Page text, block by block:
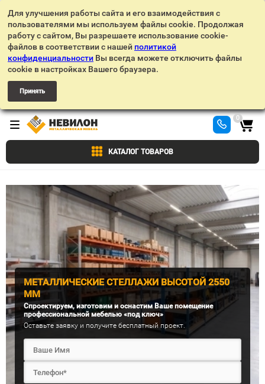
Для улучшения работы сайта и его взаимодействия с
пользователями мы используем файлы cookie. Продолжая
работу с сайтом, Вы разрешаете использование cookie-
файлов в соответствии с нашей политикой
конфиденциальности Вы всегда можете отключить файлы
cookie в настройках Вашего браузера.
Принять
КАТАЛОГ ТОВАРОВ
0
МЕТАЛЛИЧЕСКИЕ СТЕЛЛАЖИ ВЫСОТОЙ 2550
ММ
Спроектируем, изготовим и оснастим Ваше помещение
профессиональной мебелью «под ключ»
Оставьте заявку и получите бесплатный проект.